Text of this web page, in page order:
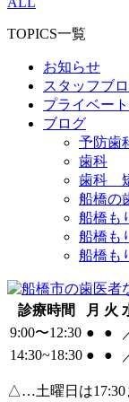
TOPICS一覧
お知らせ
スタッフブ
プライベート
ブログ
予防歯
歯科
歯科
船橋の
船橋も
船橋も
船橋も
診療時間 月 火
9:00〜12:30 ● ●
14:30~18:30 ● ●
△…土曜日は17:30